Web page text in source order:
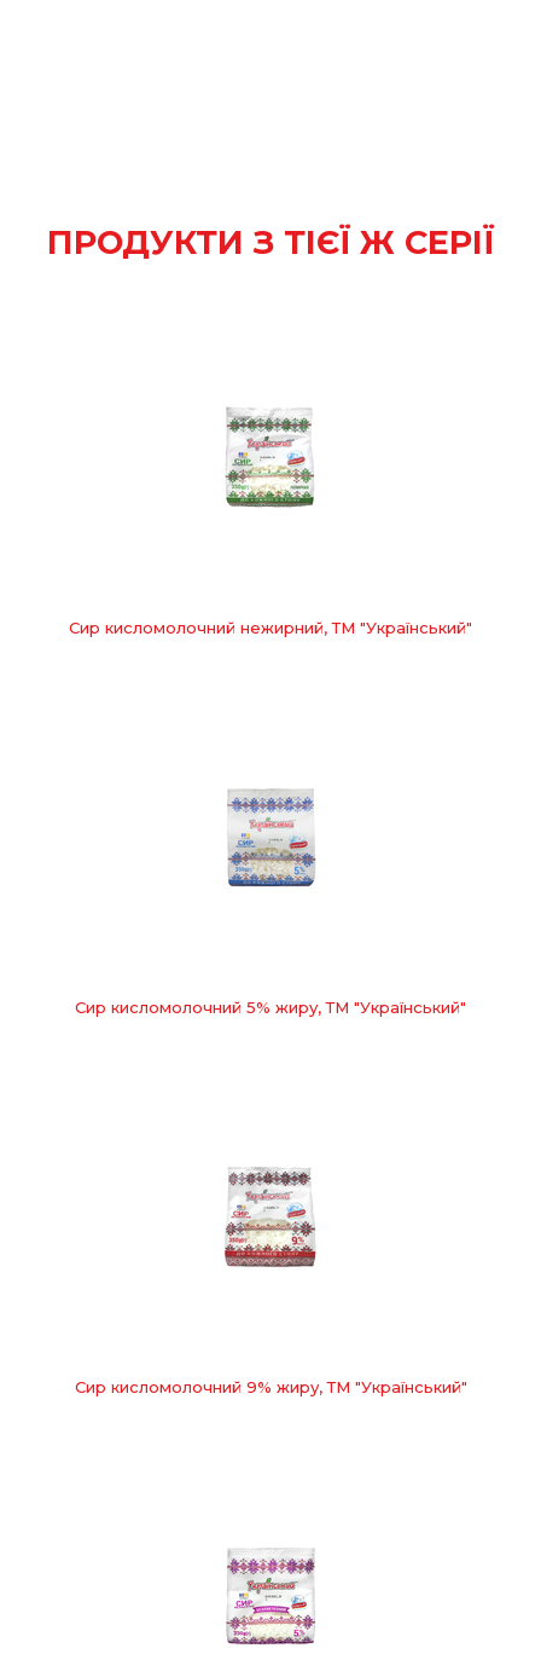
ПРОДУКТИ З ТІЄЇ Ж СЕРІЇ
Сир кисломолочний нежирний, ТМ "Український"
Сир кисломолочний 5% жиру, ТМ "Український"
Сир кисломолочний 9% жиру, ТМ "Український"